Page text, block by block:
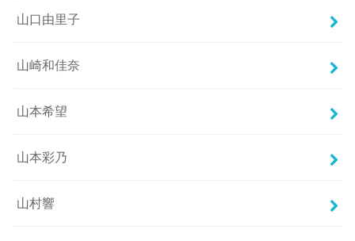
山口由里子
山崎和佳奈
山本希望
山本彩乃
山村響